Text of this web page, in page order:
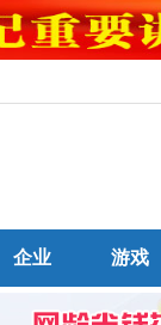
企业 游戏